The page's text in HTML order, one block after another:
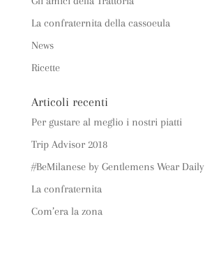
La confraternita della cassoeula
News
Ricette
Articoli recenti
Per gustare al meglio i nostri piatti
Trip Advisor 2018
#BeMilanese by Gentlemens Wear Daily
La confraternita
Com’era la zona